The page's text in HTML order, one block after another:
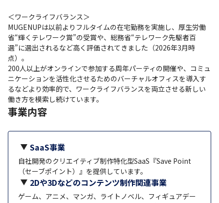
＜ワークライフバランス＞
MUGENUPは以前よりフルタイムの在宅勤務を実施し、厚生労働
省“輝くテレワーク賞”の受賞や、総務省“テレワーク先駆者百
選”に選出されるなど高く評価されてきました（2026年3月時
点）。
200人以上がオンラインで参加する周年パーティの開催や、コミュ
ニケーションを活性化させるためのバーチャルオフィスを導入す
るなどより効率的で、ワークライフバランスを両立させる新しい
働き方を模索し続けています。
事業内容
SaaS事業
自社開発のクリエイティブ制作特化型SaaS『Save Point
（セーブポイント）』を提供しています。
2Dや3Dなどのコンテンツ制作関連事業
ゲーム、アニメ、マンガ、ライトノベル、フィギュアデー